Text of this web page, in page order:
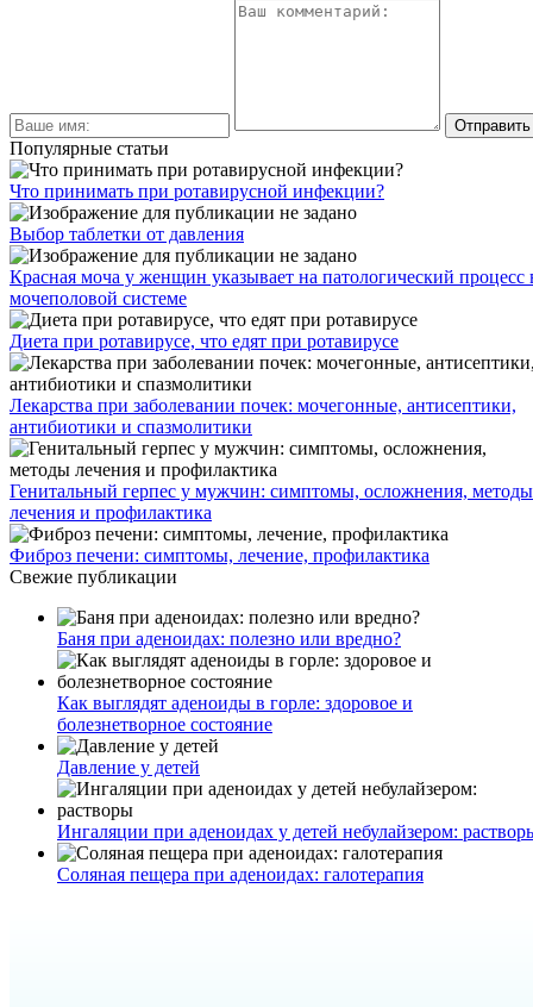
Популярные статьи
Что принимать при ротавирусной инфекции?
Выбор таблетки от давления
Красная моча у женщин указывает на патологический процесс
мочеполовой системе
Диета при ротавирусе, что едят при ротавирусе
Лекарства при заболевании почек: мочегонные, антисептики,
антибиотики и спазмолитики
Генитальный герпес у мужчин: симптомы, осложнения, методы
лечения и профилактика
Фиброз печени: симптомы, лечение, профилактика
Свежие публикации
Баня при аденоидах: полезно или вредно?
Как выглядят аденоиды в горле: здоровое и
болезнетворное состояние
Давление у детей
Ингаляции при аденоидах у детей небулайзером:
Соляная пещера при аденоидах: галотерапия